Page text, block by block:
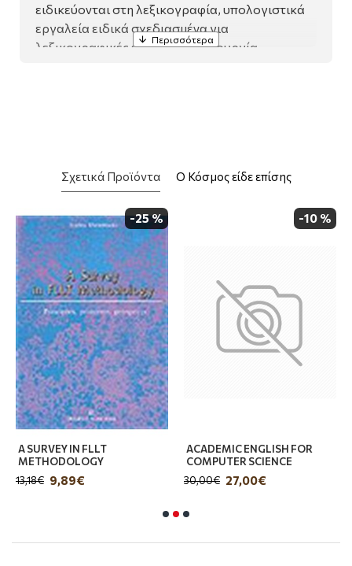
ειδικεύονται στη λεξικογραφία, υπολογιστικά
εργαλεία ειδι­κά σχεδιασμένα για
λεξικογραφικές εργασίες, δημιουργία
διδακτικών εγχειριδίων με αντικείμενο την
ανάγκες καλύπτονται ad hoc, άλλοτε με
αυτοσχεδιαστικό τρόπο και άλλοτε με
αναφορές στην ξενόγλωσση βιβλιογραφία. Η
παρούσα έκδοση έρχεται να καλύψει ένα μέρος
του κενού, επικεντρώνοντας στον τομέα της
εκπαίδευσης των λεξικογράφων. Με στόχο τη
σύνδεση της βασικής γνώσης με την πρακτική
εφαρμογή, το έργο απευθύνεται σε
επαγγελματίες, διδάσκο­ντες του αντικειμένου,
σπουδαστές, ερευνητές εντός και εκτός ακαδη­
μαϊκής κοινότητας και γενικότερα σε όλους
εκείνους -και είναι πολλοί που ενδιαφέρονται
για τη συλλογή, την επεξεργασία και τη
δημοσίευση γλωσσικού υλικού με την ειδική
μορφή που ονομάζουμε λεξικό. Το βιβλίο
οργανωμένες θεματικά έτσι ώστε να μπορούν να
Σχετικά Προϊόντα Ο Κόσμος είδε επίσης
-25 %
A SURVEY IN FLLT
METHODOLOGY
9,89€
13,18€
-10 %
ACADEMIC ENGLISH FOR
COMPUTER SCIENCE
27,00€
30,00€